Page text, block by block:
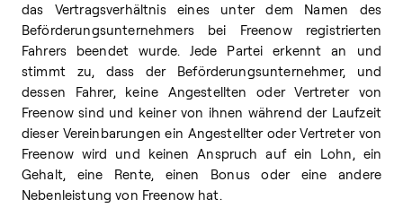
das Vertragsverhältnis eines unter dem Namen des
Beförderungsunternehmers bei Freenow registrierten
Fahrers beendet wurde. Jede Partei erkennt an und
stimmt zu, dass der Beförderungsunternehmer, und
dessen Fahrer, keine Angestellten oder Vertreter von
Freenow sind und keiner von ihnen während der Laufzeit
dieser Vereinbarungen ein Angestellter oder Vertreter von
Freenow wird und keinen Anspruch auf ein Lohn, ein
Gehalt, eine Rente, einen Bonus oder eine andere
Nebenleistung von Freenow hat.